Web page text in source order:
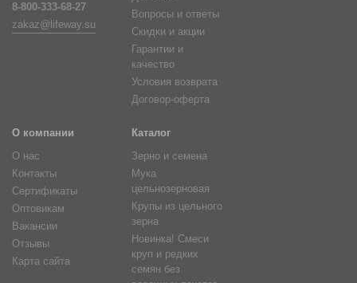
8-800-333-68-27
zakaz@lifeway.su
Вопросы и ответы
Скидки и акции
Гарантии и
качество
Условия возврата
Договор-оферта
О компании
О нас
Контакты
Сертификаты
Оптовикам
Вакансии
Отзывы
Карта сайта
Каталог
Зерно и семена
Мука
цельнозерновая
Крупы из цельного
зерна
Новинка! Смеси
круп и редких
семян без